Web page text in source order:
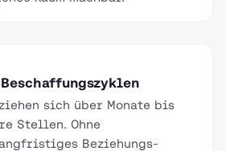
sich über Monate bis
Stellen. Ohne
Beziehungs-